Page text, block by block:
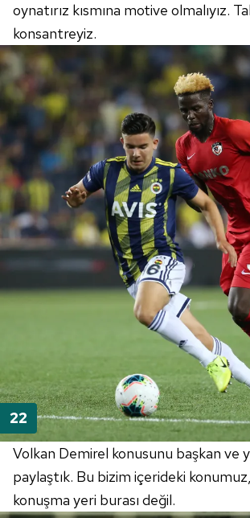
oynatırız kısmına motive olmalıyız.
konsantreyiz.
Volkan Demirel konusunu başkan ve
paylaştık. Bu bizim içerideki
konuşma yeri burası değil.